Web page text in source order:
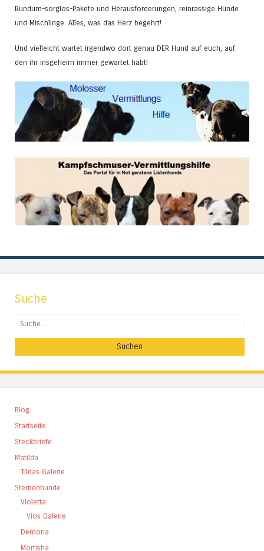
Rundum-sorglos-Pakete und Herausforderungen, reinrassige Hunde
und Mischlinge. Alles, was das Herz begehrt!
Und vielleicht wartet irgendwo dort genau DER Hund auf euch, auf
den ihr insgeheim immer gewartet habt!
Suche
Suchen
Blog
Startseite
Steckbriefe
Matilda
Tildas Galerie
Sternenhunde
Violetta
Vios Galerie
Demona
Mortisha